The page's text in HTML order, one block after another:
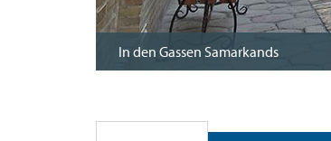
In den Gassen Samarkands